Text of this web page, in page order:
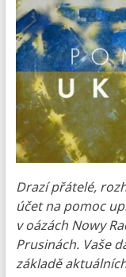
Drazí přátelé,
účet na pomoc
v oázách Nowy
Prusinách. Vaše
základě